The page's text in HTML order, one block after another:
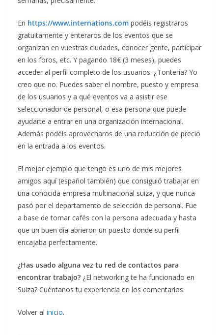
En https://www.internations.com podéis registraros
gratuitamente y enteraros de los eventos que se
organizan en vuestras ciudades, conocer gente, participar
en los foros, etc. Y pagando 18€ (3 meses), puedes
acceder al perfil completo de los usuarios. ¿Tontería? Yo
creo que no. Puedes saber el nombre, puesto y empresa
de los usuarios y a qué eventos va a asistir ese
seleccionador de personal, o esa persona que puede
ayudarte a entrar en una organización internacional.
Además podéis aprovecharos de una reducción de precio
en la entrada a los eventos.
El mejor ejemplo que tengo es uno de mis mejores
amigos aquí (español también) que consiguió trabajar en
una conocida empresa multinacional suiza, y que nunca
pasó por el departamento de selección de personal. Fue
a base de tomar cafés con la persona adecuada y hasta
que un buen día abrieron un puesto donde su perfil
encajaba perfectamente.
¿Has usado alguna vez tu red de contactos para
encontrar trabajo? ¿El networking te ha funcionado en
Suiza? Cuéntanos tu experiencia en los comentarios.
Volver al inicio.